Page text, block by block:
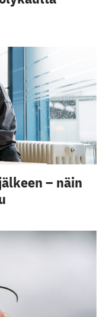
– näin